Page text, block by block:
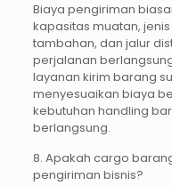
Biaya pengiriman
kapasitas muatan,
tambahan, dan jalur
perjalanan
layanan kirim barang
menyesuaikan biaya
kebutuhan handling
berlangsung.
8. Apakah cargo
pengiriman bisnis?